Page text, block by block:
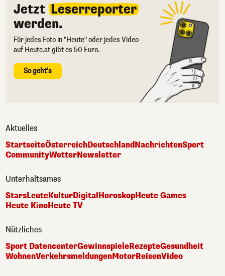
Jetzt Leserreporter
werden.
Für jedes Foto in "Heute" oder jedes Video
auf Heute.at gibt es 50 Euro.
So geht's
Aktuelles
StartseiteÖsterreichDeutschlandNachrichtenSport
CommunityWetterNewsletter
Unterhaltsames
StarsLeuteKulturDigitalHoroskopHeute Games
Heute KinoHeute TV
Nützliches
Sport DatencenterGewinnspieleRezepteGesundheit
WohnenVerkehrsmeldungenMotorReisenVideo